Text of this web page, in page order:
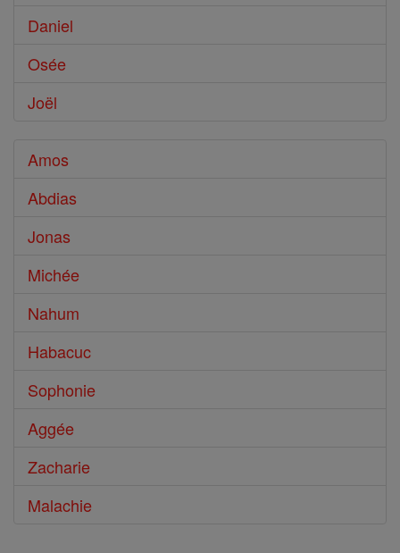
Daniel
Osée
Joël
Amos
Abdias
Jonas
Michée
Nahum
Habacuc
Sophonie
Aggée
Zacharie
Malachie